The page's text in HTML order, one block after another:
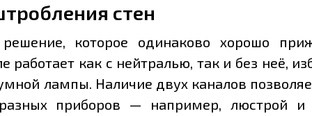
стен
которое одинаково хорошо
работает как с нейтралью, так и без неё,
лампы. Наличие двух каналов
приборов — например, люстрой